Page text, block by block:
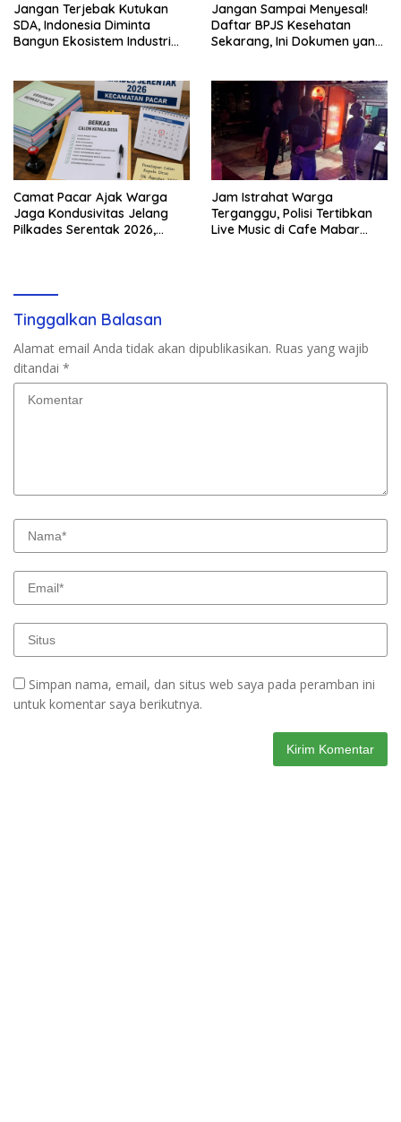
Jangan Terjebak Kutukan
SDA, Indonesia Diminta
Bangun Ekosistem Industri
Jangan Sampai Menyesal!
Daftar BPJS Kesehatan
Sekarang, Ini Dokumen yang
Camat Pacar Ajak Warga
Jaga Kondusivitas Jelang
Pilkades Serentak 2026,
Jam Istrahat Warga
Terganggu, Polisi Tertibkan
Live Music di Cafe Mabar
Tinggalkan Balasan
Alamat email Anda tidak akan dipublikasikan. Ruas yang wajib
ditandai *
Simpan nama, email, dan situs web saya pada peramban ini
untuk komentar saya berikutnya.